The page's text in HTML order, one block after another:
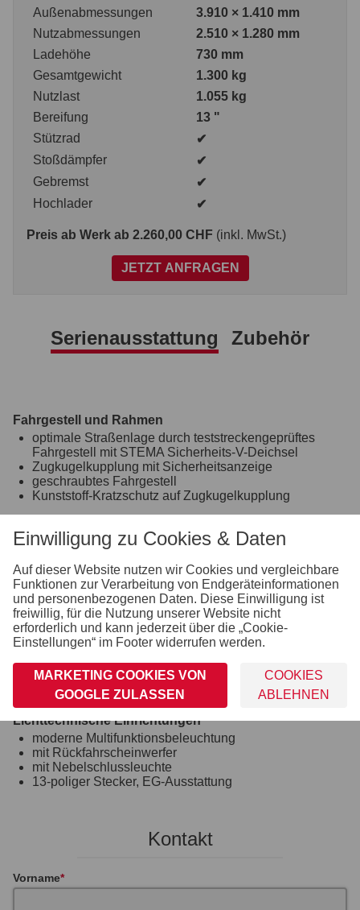
Außenabmessungen
3.910 × 1.410 mm
Nutzabmessungen
2.510 × 1.280 mm
Ladehöhe
730 mm
Gesamtgewicht
1.300 kg
Nutzlast
1.055 kg
Bereifung
13 "
Stützrad
✔
Stoßdämpfer
✔
Gebremst
✔
Hochlader
✔
Preis ab Werk ab 2.260,00 CHF (inkl. MwSt.)
JETZT ANFRAGEN
Serienausstattung Zubehör
Fahrgestell und Rahmen
optimale Straßenlage durch teststreckengeprüftes
Fahrgestell mit STEMA Sicherheits-V-Deichsel
Zugkugelkupplung mit Sicherheitsanzeige
geschraubtes Fahrgestell
Kunststoff-Kratzschutz auf Zugkugelkupplung
durchgängiger, rutschhemmender und wasserfester
12 mm stark
Räder und Achsen
robuste Gummifederachse
wartungsfreie Kompaktradlager
Unterlegkeile inkl. Halterung montiert
Verzurr- und Sicherungsmöglichkeiten
6 versenkte Verzurrbügel, auf der Ladefläche im
Rahmen integriert
Lichttechnische Einrichtungen
moderne Multifunktionsbeleuchtung
mit Rückfahrscheinwerfer
mit Nebelschlussleuchte
13-poliger Stecker, EG-Ausstattung
Kontakt
Vorname
Einwilligung zu Cookies & Daten
Auf dieser Website nutzen wir Cookies und vergleichbare
Funktionen zur Verarbeitung von Endgeräteinformationen
und personenbezogenen Daten. Diese Einwilligung ist
freiwillig, für die Nutzung unserer Website nicht
erforderlich und kann jederzeit über die „Cookie-
Einstellungen“ im Footer widerrufen werden.
MARKETING COOKIES VON
GOOGLE ZULASSEN
COOKIES
ABLEHNEN